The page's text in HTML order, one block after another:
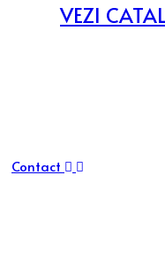
VEZI
Contact